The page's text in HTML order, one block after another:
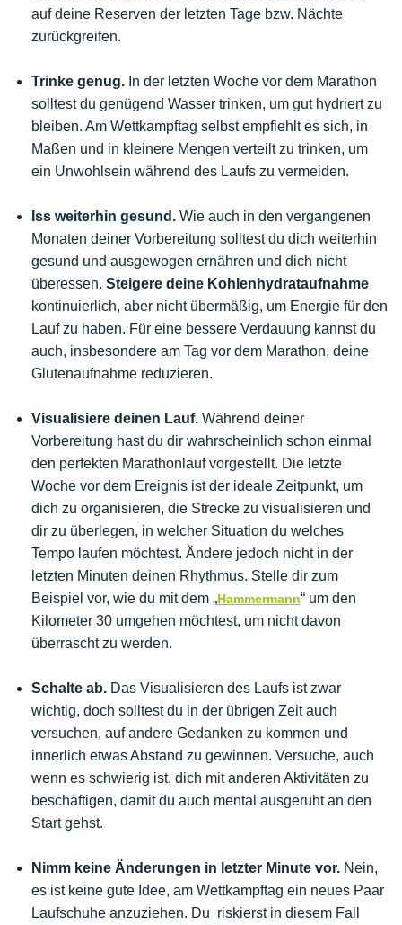
auf deine Reserven der letzten Tage bzw. Nächte
zurückgreifen.
Trinke genug. In der letzten Woche vor dem Marathon
solltest du genügend Wasser trinken, um gut hydriert zu
bleiben. Am Wettkampftag selbst empfiehlt es sich, in
Maßen und in kleinere Mengen verteilt zu trinken, um
ein Unwohlsein während des Laufs zu vermeiden.
Iss weiterhin gesund. Wie auch in den vergangenen
Monaten deiner Vorbereitung solltest du dich weiterhin
gesund und ausgewogen ernähren und dich nicht
überessen. Steigere deine Kohlenhydrataufnahme
kontinuierlich, aber nicht übermäßig, um Energie für den
Lauf zu haben. Für eine bessere Verdauung kannst du
auch, insbesondere am Tag vor dem Marathon, deine
Glutenaufnahme reduzieren.
Visualisiere deinen Lauf. Während deiner
Vorbereitung hast du dir wahrscheinlich schon einmal
den perfekten Marathonlauf vorgestellt. Die letzte
Woche vor dem Ereignis ist der ideale Zeitpunkt, um
dich zu organisieren, die Strecke zu visualisieren und
dir zu überlegen, in welcher Situation du welches
Tempo laufen möchtest. Ändere jedoch nicht in der
letzten Minuten deinen Rhythmus. Stelle dir zum
Beispiel vor, wie du mit dem „Hammermann“ um den
Kilometer 30 umgehen möchtest, um nicht davon
überrascht zu werden.
Schalte ab. Das Visualisieren des Laufs ist zwar
wichtig, doch solltest du in der übrigen Zeit auch
versuchen, auf andere Gedanken zu kommen und
innerlich etwas Abstand zu gewinnen. Versuche, auch
wenn es schwierig ist, dich mit anderen Aktivitäten zu
beschäftigen, damit du auch mental ausgeruht an den
Start gehst.
Nimm keine Änderungen in letzter Minute vor. Nein,
es ist keine gute Idee, am Wettkampftag ein neues Paar
Laufschuhe anzuziehen. Du riskierst in diesem Fall